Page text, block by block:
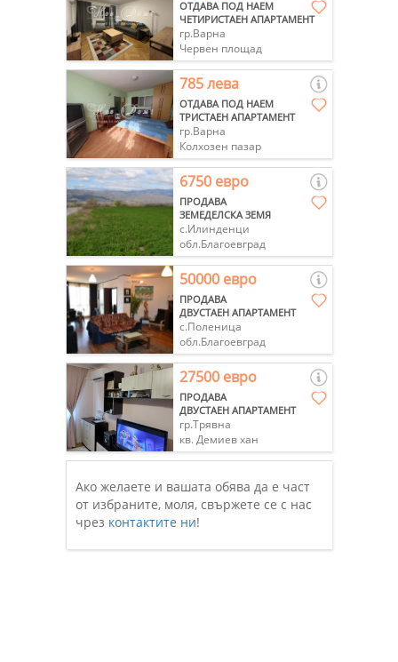
ОТДАВА ПОД НАЕМ
ЧЕТИРИСТАЕН АПАРТАМЕНТ
гр.Варна
Червен площад
785 лева
ОТДАВА ПОД НАЕМ
ТРИСТАЕН АПАРТАМЕНТ
гр.Варна
Колхозен пазар
6750 евро
ПРОДАВА
ЗЕМЕДЕЛСКА ЗЕМЯ
с.Илинденци
обл.Благоевград
50000 евро
ПРОДАВА
ДВУСТАЕН АПАРТАМЕНТ
с.Поленица
обл.Благоевград
27500 евро
ПРОДАВА
ДВУСТАЕН АПАРТАМЕНТ
гр.Трявна
кв. Демиев хан
Ако желаете и вашата обява да е част
от избраните, моля, свържете се с нас
чрез контактите ни!